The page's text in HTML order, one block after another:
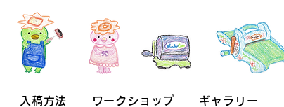
入稿方法 ワークショップ ギャラリー